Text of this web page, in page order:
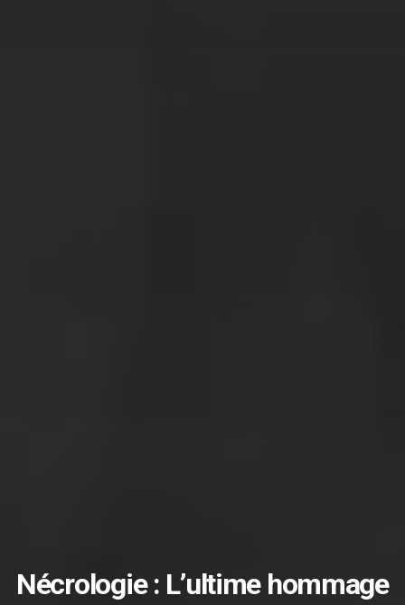
Nécrologie : L’ultime hommage